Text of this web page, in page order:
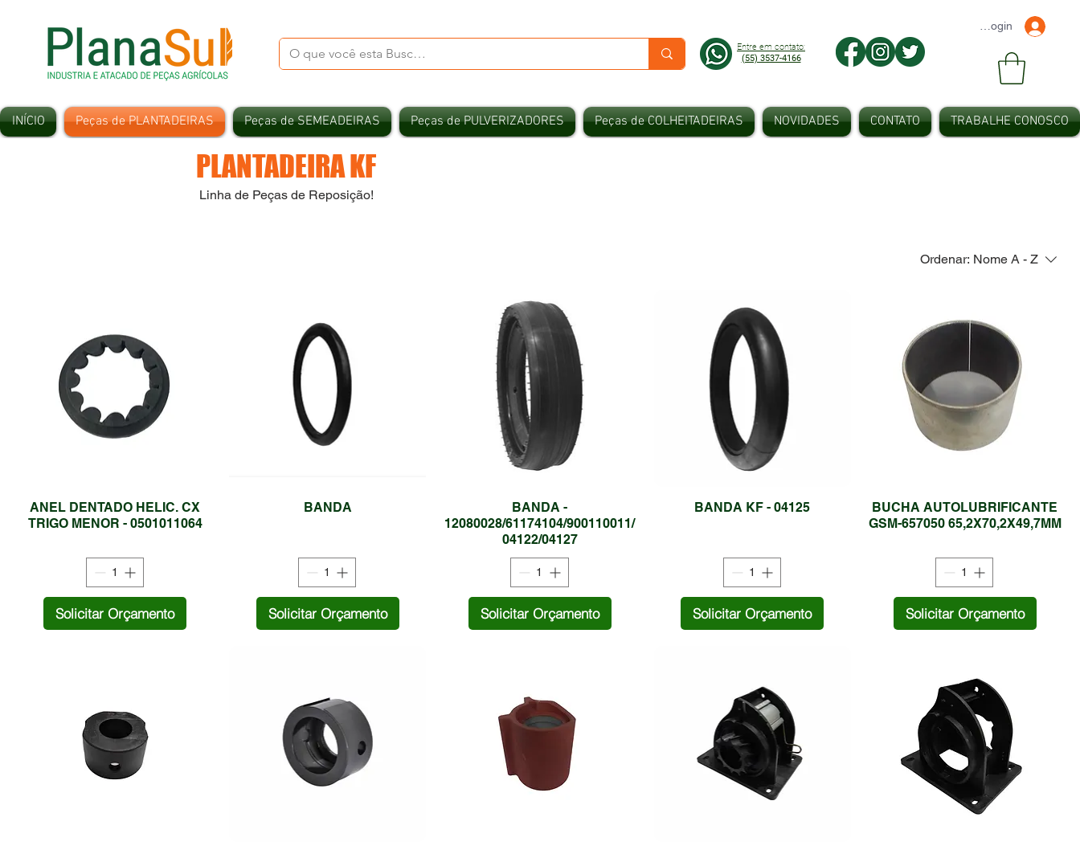
Entre em contato:
(55) 3537-4166
Faça seu Login
INÍCIO Peças de PLANTADEIRAS Peças de SEMEADEIRAS Peças de PULVERIZADORES Peças de COLHEITADEIRAS NOVIDADES CONTATO TRABALHE CONOSCO
PLANTADEIRA KF
Linha de Peças de Reposição!
Ordenar: Nome A - Z
ANEL DENTADO HELIC. CX
TRIGO MENOR - 0501011064
Solicitar Orçamento
BANDA
Solicitar Orçamento
BANDA -
12080028/61174104/900110011/
04122/04127
Solicitar Orçamento
BANDA KF - 04125
Solicitar Orçamento
BUCHA AUTOLUBRIFICANTE
GSM-657050 65,2X70,2X49,7MM
Solicitar Orçamento